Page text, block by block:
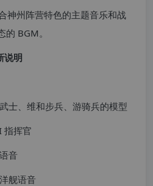
州阵营特色的主题音乐和战
BGM。
说明
士、维和步兵、游骑兵的模型
指挥官
音
舰语音